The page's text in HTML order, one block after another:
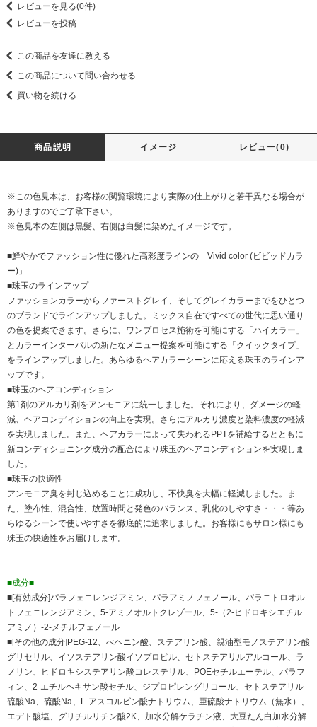
レビューを見る(0件)
レビューを投稿
この商品を友達に教える
この商品について問い合わせる
買い物を続ける
商品説明 イメージ レビュー(0)
※この色見本は、お客様の閲覧環境により実際の仕上がりと若干異なる場合が
ありますのでご了承下さい。
※色見本の左側は黒髪、右側は白髪に染めたイメージです。
■鮮やかでファッション性に優れた高彩度ラインの「Vivid color (ビビッドカラ
ー)」
■珠玉のラインアップ
ファッションカラーからファーストグレイ、そしてグレイカラーまでをひとつ
のブランドでラインアップしました。ミックス自在ですべての世代に思い通り
の色を提案できます。さらに、ワンプロセス施術を可能にする「ハイカラー」
とカラーインターバルの新たなメニュー提案を可能にする「クイックタイプ」
をラインアップしました。あらゆるヘアカラーシーンに応える珠玉のラインア
ップです。
■珠玉のヘアコンディション
第1剤のアルカリ剤をアンモニアに統一しました。それにより、ダメージの軽
減、ヘアコンディションの向上を実現。さらにアルカリ濃度と染料濃度の軽減
を実現しました。また、ヘアカラーによって失われるPPTを補給するとともに
新コンディショニング成分の配合により珠玉のヘアコンディションを実現しま
した。
■珠玉の快適性
アンモニア臭を封じ込めることに成功し、不快臭を大幅に軽減しました。ま
た、塗布性、混合性、放置時間と発色のバランス、乳化のしやすさ・・・等あ
らゆるシーンで使いやすさを徹底的に追求しました。お客様にもサロン様にも
珠玉の快適性をお届けします。
■成分■
■[有効成分]パラフェニレンジアミン、パラアミノフェノール、パラニトロオル
トフェニレンジアミン、5-アミノオルトクレゾール、5-（2-ヒドロキシエチル
アミノ）-2-メチルフェノール
■[その他の成分]PEG-12、べヘニン酸、ステアリン酸、親油型モノステアリン酸
グリセリル、イソステアリン酸イソプロピル、セトステアリルアルコール、ラ
ノリン、ヒドロキシステアリン酸コレステリル、POEセチルエーテル、パラフ
ィン、2-エチルヘキサン酸セチル、ジプロピレングリコール、セトステアリル
硫酸Na、硫酸Na、L-アスコルビン酸ナトリウム、亜硫酸ナトリウム（無水）、
エデト酸塩、グリチルリチン酸2K、加水分解ケラチン液、大豆たん白加水分解